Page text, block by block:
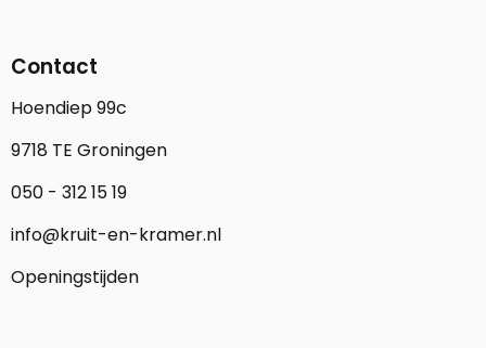
Contact
Hoendiep 99c
9718 TE Groningen
050 - 312 15 19
info@kruit-en-kramer.nl
Openingstijden